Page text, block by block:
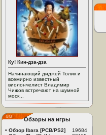
Ку! Кин-дза-дза
Начинающий диджей Толик и
всемирно известный
виолончелист Владимир
Чижов встречают на шумной
моск...
Обзоры на игры
• Обзор Ibara [PCB/PS2]
19684